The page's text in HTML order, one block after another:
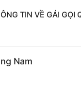
TIN VỀ GÁI GỌI
Nam